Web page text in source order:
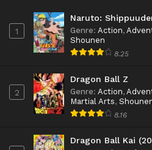
1
Naruto:
Genre: Action,
Shounen
8.25
2
Dragon Ball Z
Genre: Action,
Martial Arts,
8.16
Dragon Ball Kai